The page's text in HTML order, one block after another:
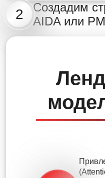
2
Создадим
AIDA или